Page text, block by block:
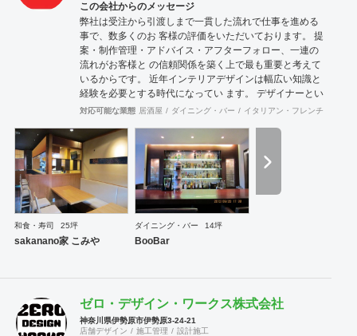
この会社からのメッセージ
弊社は受注から引渡しまで一貫した流れで仕事を進める
事で、数多くのお 客様の評価をいただいております。 提
案・制作管理・アドバイス・アフターフォロー、一連の
流れがお客様と の信頼関係を築く上で最も重要と考えて
いるからです。 近年インテリアデザインは幅広い知識と
経験を必要とする時代になってい ます。 デザイナーとい
えども、コスト意識・建築・設備・法規、多方面の経験
ていきます。 弊社は経験豊富なデザイナー、建築士が、
数多くの実績をもとに「よい仕 事」を提供できるように
努力しております。
対応可能な業態 居酒屋 ダイニング・バー イタリアン・フレンチ
和食・寿司 25坪
sakanano家 こみや
ダイニング・バー 14坪
BooBar
ゼロ・デザイン・ワークス株式会社
神奈川県伊勢原市伊勢原3-24-21
店舗デザイン
施工管理 設計施工